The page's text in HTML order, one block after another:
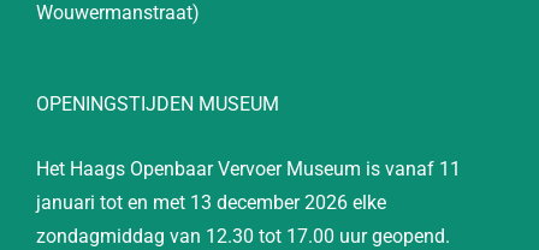
Wouwermanstraat)
OPENINGSTIJDEN MUSEUM
Het Haags Openbaar Vervoer Museum is vanaf 11
januari tot en met 13 december 2026 elke
zondagmiddag van 12.30 tot 17.00 uur geopend.